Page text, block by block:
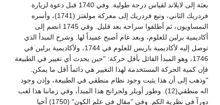
بعثة إلى لايلاند لقياس درجة طولية. وفي 1740 قبل دعوة لزيارة
فردريك الثاني، وتبع فردريك إلى معركة مولفتز (1741)، وأسره
النمساويون، ثم أطلقوا سراحه بعد قليل. وفي 1745 انضم إلى
أكاديمية برلين للعلوم، وبعد عام أصبح عميداً لها. وشرح المبدأ الذي
توصل إليه لأكاديمية باريس للعلوم في 1744، ولأكاديمية برلين في
1746، وهو المبدأ القائل بأقل حركة: "حين يحدث أي تغيير في الطبيعة
فإن كمية الحركة المستخدمة لهذا التغيير هي دائماً أقل ما يمكن.
"وذهب إلى أن هذا يثبت وجود نظام منطقي في الطبيعة، وإذن وجود
اله منطقي(12). وطور أويلر ولجرانج هذا المبدأ، وفي زماننا هذا لعب
دوراً في نظرية الكم. وفي "مقال في علم الكون" (1750) أحيا